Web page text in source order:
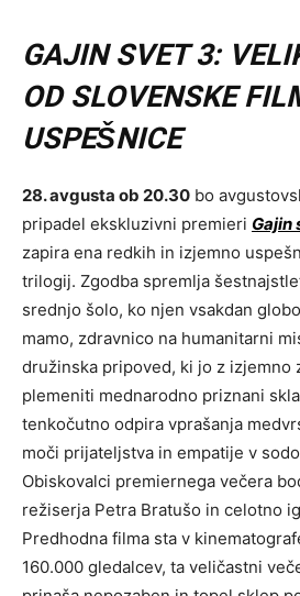
GAJIN SVET 3:
OD SLOVENSKE
USPEŠNICE
28. avgusta ob 20.30 bo
pripadel ekskluzivni premieri Gajin
zapira ena redkih in izjemno
trilogij. Zgodba spremlja
srednjo šolo, ko njen vsakdan
mamo, zdravnico na humanitarni
družinska pripoved, ki jo z izjemno
plemeniti mednarodno priznani
tenkočutno odpira vprašanja
moči prijateljstva in empatije v
Obiskovalci premiernega večera
režiserja Petra Bratušo in celotno
Predhodna filma sta v
160.000 gledalcev, ta veličastni